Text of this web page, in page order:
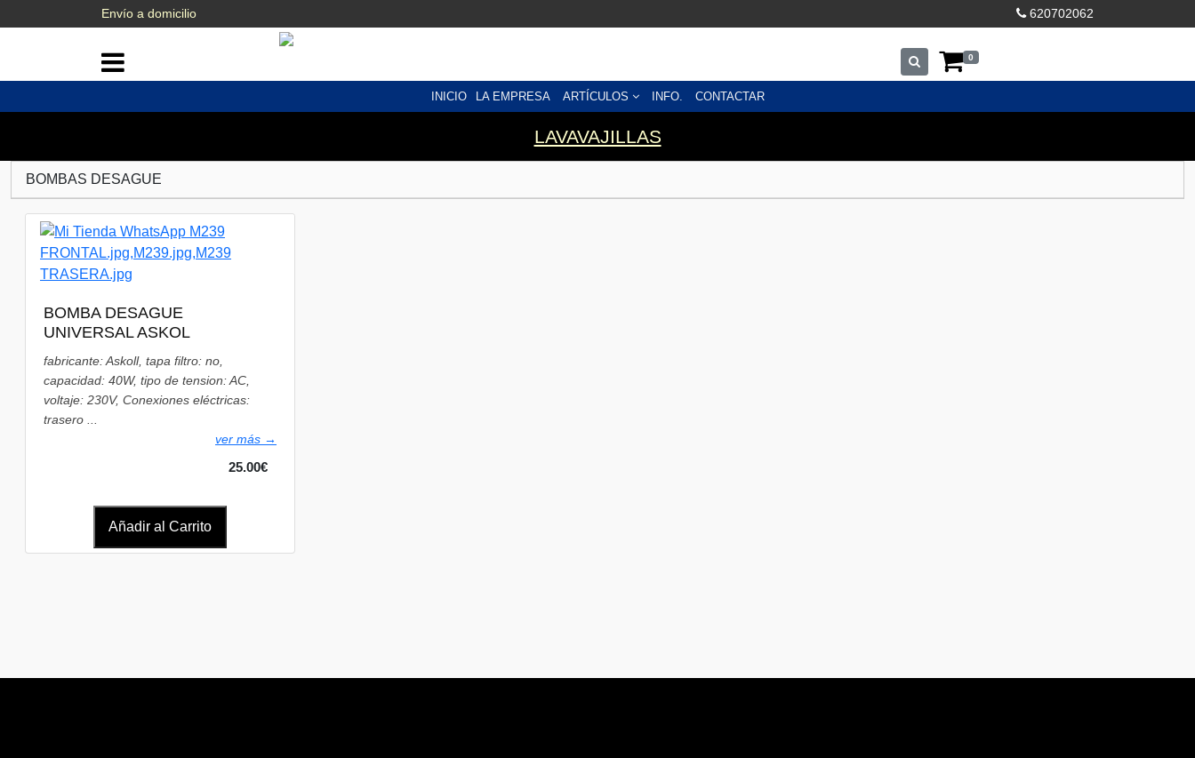
Envío a domicilio 620702062
0
INICIO LA EMPRESA ARTÍCULOS INFO. CONTACTAR
LAVAVAJILLAS
BOMBAS DESAGUE
BOMBA DESAGUE
UNIVERSAL ASKOL
fabricante: Askoll, tapa filtro: no,
capacidad: 40W, tipo de tension: AC,
voltaje: 230V, Conexiones eléctricas:
trasero ...
ver más →
25.00€
Añadir al Carrito